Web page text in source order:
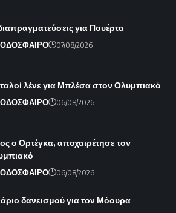
για Πουέρτα
07/08/2026
λένε για Μπλέσα στον Ολυμπιακό
06/08/2026
ο Ορτέγκα, αποχαιρέτησε τον
06/08/2026
δανεισμού για τον Μόουρα